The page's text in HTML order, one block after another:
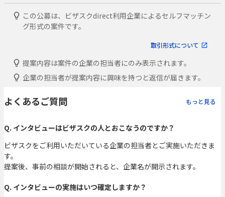
この公募は、ビザスクdirect利用企業によるセルフマッチン
グ形式の案件です。
取引形式について
提案内容は案件の企業の担当者にのみ表示されます。
企業の担当者が提案内容に興味を持つと返信が届きます。
よくあるご質問 もっと見る
Q. インタビューはビザスクの人とおこなうのですか？
ビザスクをご利用いただいている企業の担当者とご実施いただきま
す。
提案後、事前の相談が開始されると、企業名が開示されます。
Q. インタビューの実施はいつ確定しますか？